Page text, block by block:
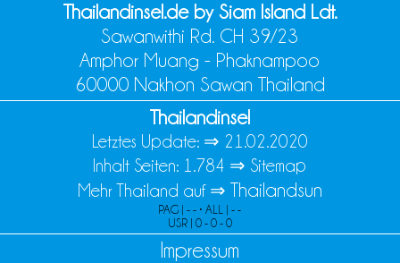
Thailandinsel.de by Siam Island Ldt.
Sawanwithi Rd. CH 39/23
Amphor Muang - Phaknampoo
60000 Nakhon Sawan Thailand
Thailandinsel
Letztes Update: ⇒ 21.02.2020
Inhalt Seiten: 1.784 ⇒ Sitemap
Mehr Thailand auf ⇒ Thailandsun
PAG | - - • ALL | - -
USR | 0 - 0 - 0
Impressum